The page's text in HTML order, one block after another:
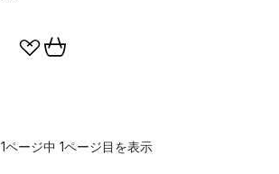
1ページ中 1ページ目を表示